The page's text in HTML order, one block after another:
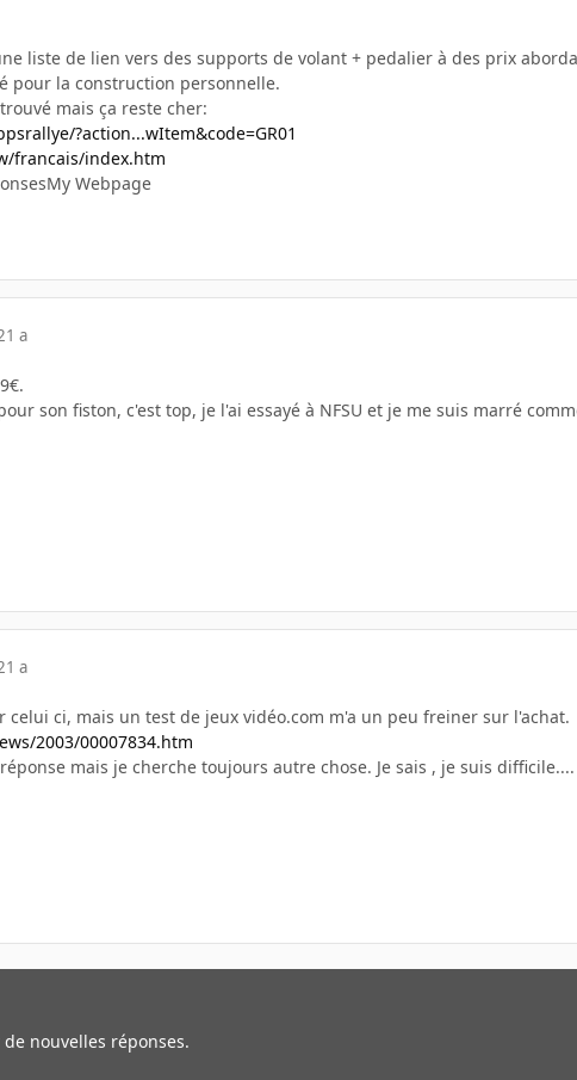
liste de lien vers des supports de volant + pedalier à des prix
pour la construction personnelle.
mais ça reste cher:
?action...wItem&code=GR01
francais/index.htm
Webpage
a
son fiston, c'est top, je l'ai essayé à NFSU et je me suis marré
a
ci, mais un test de jeux vidéo.com m'a un peu freiner sur l'achat.
2003/00007834.htm
mais je cherche toujours autre chose. Je sais , je suis difficile....
nouvelles réponses.